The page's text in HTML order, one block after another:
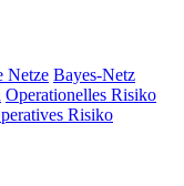
Netze Bayes-Netz
Operationelles Risiko
Risiko